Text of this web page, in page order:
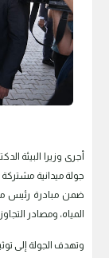
أجرى وزيرا البيئة
جولة ميدانية
ضمن مبادرة رئيس
المياه، ومصادر
وتهدف الجولة إلى